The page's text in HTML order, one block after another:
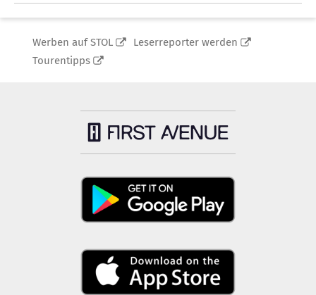
Werben auf STOL
Leserreporter werden
Tourentipps